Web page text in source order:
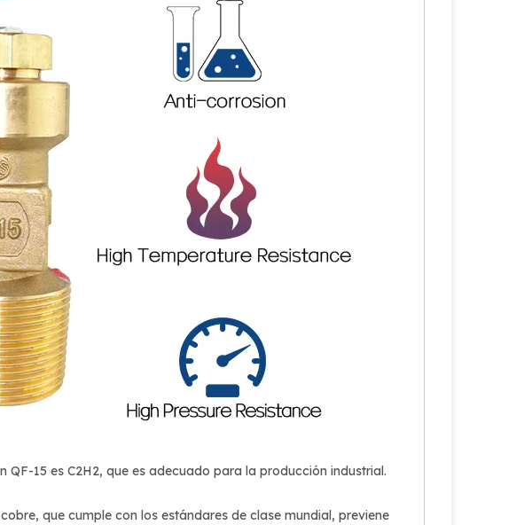
QF-15 es C2H2, que es adecuado para la producción industrial.
que cumple con los estándares de clase mundial, previene